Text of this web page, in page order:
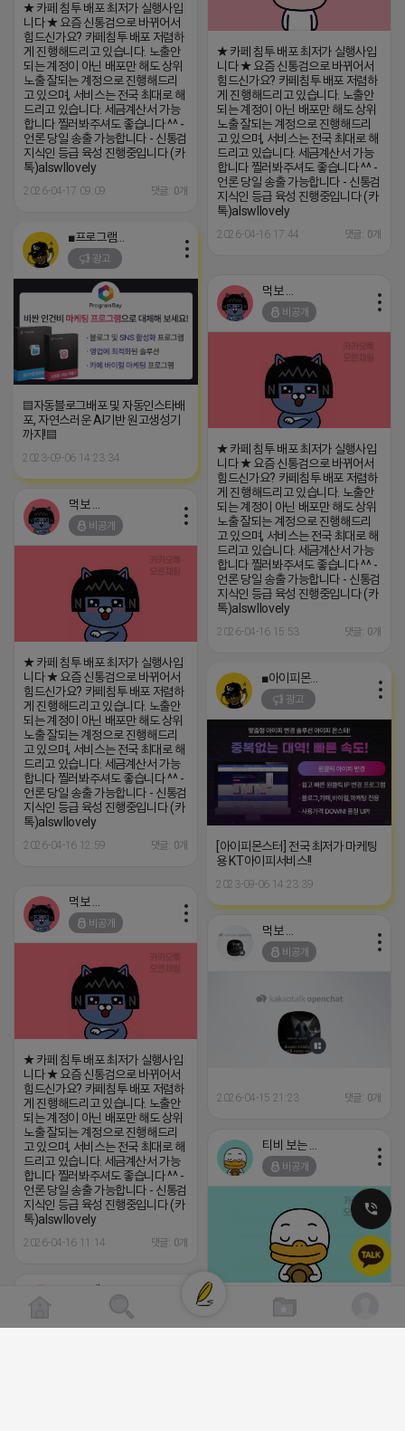
★ 카페 침투 배포 최저가 실행사입
니다 ★ 요즘 신통검으로 바뀌어서
힘드신가요? 카페침투 배포 저렴하
게 진행해드리고 있습니다. 노출안
되는 계정이 아닌 배포만 해도 상위
노출 잘되는 계정으로 진행해드리
고 있으며, 서비스는 전국 최대로 해
드리고 있습니다. 세금계산서 가능
합니다 찔러봐주셔도 좋습니다 ^^ -
언론 당일 송출 가능합니다 - 신통검
지식인 등급 육성 진행중입니다 (카
톡)alswllovely
2026-04-17 09:09 댓글: 0개
★ 카페 침투 배포 최저가 실행사입
니다 ★ 요즘 신통검으로 바뀌어서
힘드신가요? 카페침투 배포 저렴하
게 진행해드리고 있습니다. 노출안
되는 계정이 아닌 배포만 해도 상위
노출 잘되는 계정으로 진행해드리
고 있으며, 서비스는 전국 최대로 해
드리고 있습니다. 세금계산서 가능
합니다 찔러봐주셔도 좋습니다 ^^ -
언론 당일 송출 가능합니다 - 신통검
지식인 등급 육성 진행중입니다 (카
톡)alswllovely
2026-04-16 17:44 댓글: 0개
광고
▤자동블로그배포 및 자동인스타배
포, 자연스러운 AI기반 원고생성기
까지!▤
2023-09-06 14:23:34
비공개
★ 카페 침투 배포 최저가 실행사입
니다 ★ 요즘 신통검으로 바뀌어서
힘드신가요? 카페침투 배포 저렴하
게 진행해드리고 있습니다. 노출안
되는 계정이 아닌 배포만 해도 상위
노출 잘되는 계정으로 진행해드리
고 있으며, 서비스는 전국 최대로 해
드리고 있습니다. 세금계산서 가능
합니다 찔러봐주셔도 좋습니다 ^^ -
언론 당일 송출 가능합니다 - 신통검
지식인 등급 육성 진행중입니다 (카
톡)alswllovely
2026-04-16 15:53 댓글: 0개
비공개
★ 카페 침투 배포 최저가 실행사입
니다 ★ 요즘 신통검으로 바뀌어서
힘드신가요? 카페침투 배포 저렴하
게 진행해드리고 있습니다. 노출안
되는 계정이 아닌 배포만 해도 상위
노출 잘되는 계정으로 진행해드리
고 있으며, 서비스는 전국 최대로 해
드리고 있습니다. 세금계산서 가능
합니다 찔러봐주셔도 좋습니다 ^^ -
언론 당일 송출 가능합니다 - 신통검
지식인 등급 육성 진행중입니다 (카
톡)alswllovely
2026-04-16 12:59 댓글: 0개
■아이피몬스터■
광고
[아이피몬스터] 전국 최저가 마케팅
용 KT아이피서비스!!
2023-09-06 14:23:39
비공개
★ 카페 침투 배포 최저가 실행사입
니다 ★ 요즘 신통검으로 바뀌어서
힘드신가요? 카페침투 배포 저렴하
게 진행해드리고 있습니다. 노출안
되는 계정이 아닌 배포만 해도 상위
노출 잘되는 계정으로 진행해드리
고 있으며, 서비스는 전국 최대로 해
드리고 있습니다. 세금계산서 가능
합니다 찔러봐주셔도 좋습니다 ^^ -
언론 당일 송출 가능합니다 - 신통검
지식인 등급 육성 진행중입니다 (카
톡)alswllovely
2026-04-16 11:14 댓글: 0개
비공개
2026-04-15 21:23 댓글: 0개
비공개
트래픽 ‘진짜 반영되는’ 구조로 결과로
비공개